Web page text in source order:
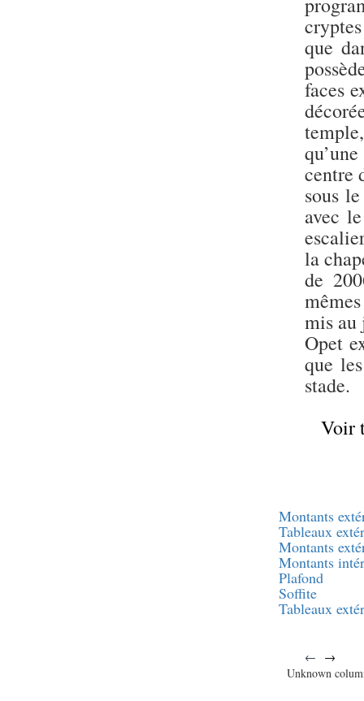
que
faces
centre
sous
avec
la
de
mis au
Opet
que
stade.
Voir
Montants
Tableaux
Montants
Montants
Plafond
Soffite
Tableaux
←
→
Unknown